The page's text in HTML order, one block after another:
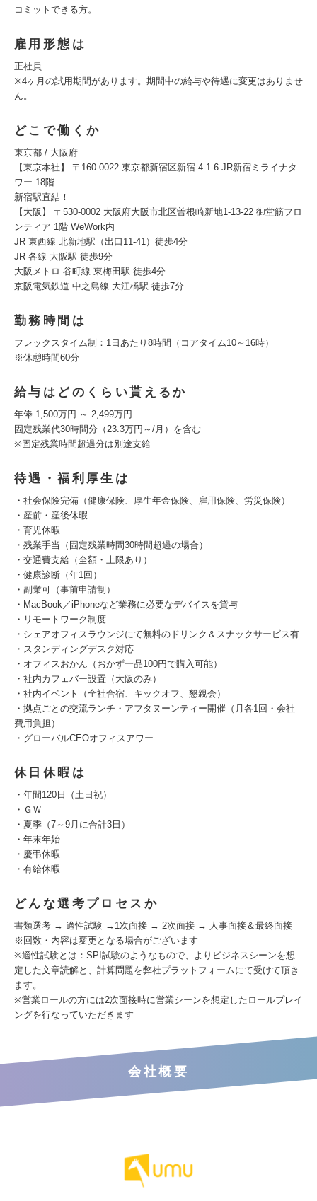
コミットできる方。
雇用形態は
正社員
※4ヶ月の試用期間があります。期間中の給与や待遇に変更はありませ
ん。
どこで働くか
東京都 / 大阪府
【東京本社】 〒160-0022 東京都新宿区新宿 4-1-6 JR新宿ミライナタ
ワー 18階
新宿駅直結！
【大阪】 〒530-0002 大阪府大阪市北区曽根崎新地1-13-22 御堂筋フロ
ンティア 1階 WeWork内
JR 東西線 北新地駅（出口11-41）徒歩4分
JR 各線 大阪駅 徒歩9分
大阪メトロ 谷町線 東梅田駅 徒歩4分
京阪電気鉄道 中之島線 大江橋駅 徒歩7分
勤務時間は
フレックスタイム制：1日あたり8時間（コアタイム10～16時）
※休憩時間60分
給与はどのくらい貰えるか
年俸 1,500万円 ～ 2,499万円
固定残業代30時間分（23.3万円～/月）を含む
※固定残業時間超過分は別途支給
待遇・福利厚生は
・社会保険完備（健康保険、厚生年金保険、雇用保険、労災保険）
・産前・産後休暇
・育児休暇
・残業手当（固定残業時間30時間超過の場合）
・交通費支給（全額・上限あり）
・健康診断（年1回）
・副業可（事前申請制）
・MacBook／iPhoneなど業務に必要なデバイスを貸与
・リモートワーク制度
・シェアオフィスラウンジにて無料のドリンク＆スナックサービス有
・スタンディングデスク対応
・オフィスおかん（おかず一品100円で購入可能）
・社内カフェバー設置（大阪のみ）
・社内イベント（全社合宿、キックオフ、懇親会）
・拠点ごとの交流ランチ・アフタヌーンティー開催（月各1回・会社
費用負担）
・グローバルCEOオフィスアワー
休日休暇は
・年間120日（土日祝）
・ＧＷ
・夏季（7～9月に合計3日）
・年末年始
・慶弔休暇
・有給休暇
どんな選考プロセスか
書類選考 → 適性試験 →1次面接 → 2次面接 → 人事面接＆最終面接
※回数・内容は変更となる場合がございます
※適性試験とは：SPI試験のようなもので、よりビジネスシーンを想
定した文章読解と、計算問題を弊社プラットフォームにて受けて頂き
ます。
※営業ロールの方には2次面接時に営業シーンを想定したロールプレイ
ングを行なっていただきます
会社概要